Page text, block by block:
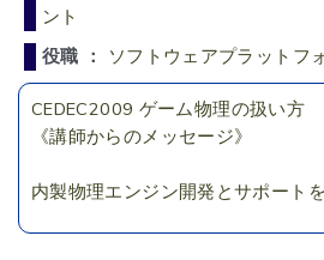
ント
役職 ：
ソフトウェアプラットフ
CEDEC2009 ゲーム物理の扱い方
《講師からのメッセージ》
内製物理エンジン開発とサポート